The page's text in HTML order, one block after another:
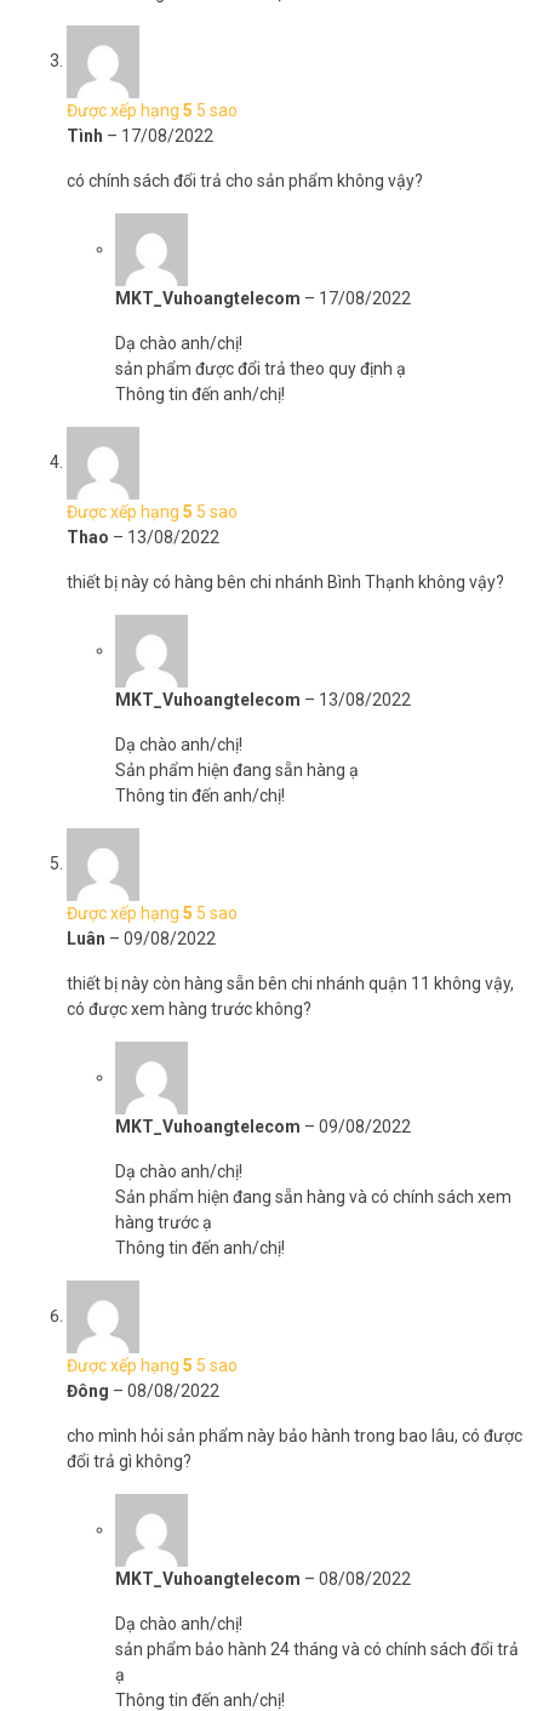
Được xếp hạng 5 5 sao
Tình – 17/08/2022
có chính sách đổi trả cho sản phẩm không vậy?
MKT_Vuhoangtelecom – 17/08/2022
Dạ chào anh/chị!
sản phẩm được đổi trả theo quy định ạ
Thông tin đến anh/chị!
Được xếp hạng 5 5 sao
Thao – 13/08/2022
thiết bị này có hàng bên chi nhánh Bình Thạnh không vậy?
MKT_Vuhoangtelecom – 13/08/2022
Dạ chào anh/chị!
Sản phẩm hiện đang sẵn hàng ạ
Thông tin đến anh/chị!
Được xếp hạng 5 5 sao
Luân – 09/08/2022
thiết bị này còn hàng sẵn bên chi nhánh quận 11 không vậy,
có được xem hàng trước không?
MKT_Vuhoangtelecom – 09/08/2022
Dạ chào anh/chị!
Sản phẩm hiện đang sẵn hàng và có chính sách xem
hàng trước ạ
Thông tin đến anh/chị!
Được xếp hạng 5 5 sao
Đông – 08/08/2022
cho mình hỏi sản phẩm này bảo hành trong bao lâu, có được
đổi trả gì không?
MKT_Vuhoangtelecom – 08/08/2022
Dạ chào anh/chị!
sản phẩm bảo hành 24 tháng và có chính sách đổi trả
ạ
Thông tin đến anh/chị!